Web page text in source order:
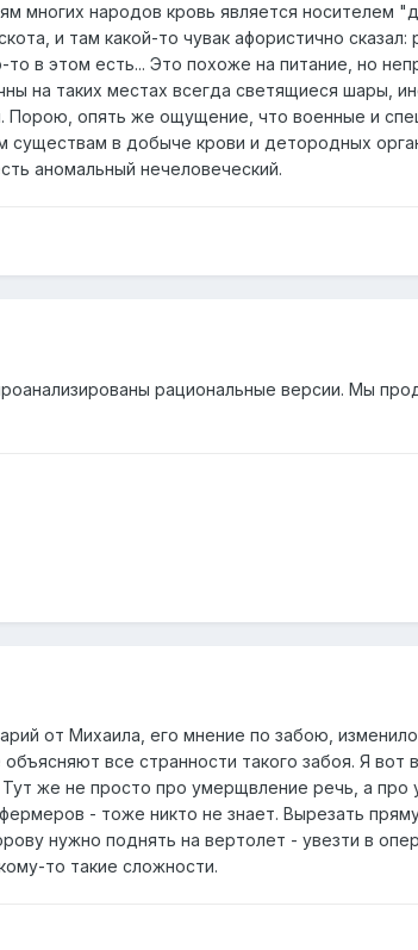
многих народов кровь является
и там какой-то чувак афористично
в этом есть... Это похоже на питание, но
на таких местах всегда светящиеся шары,
Порою, опять же ощущение, что военные и
существам в добыче крови и детородных
аномальный нечеловеческий.
рациональные версии. Мы
от Михаила, его мнение по забою,
все странности такого забоя. Я
же не просто про умерщвление речь, а про
- тоже никто не знает. Вырезать
нужно поднять на вертолет - увезти в
то такие сложности.